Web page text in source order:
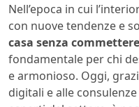
Nell’epoca in cui
con nuove tendenze e
casa senza
fondamentale per chi
e armonioso. Oggi,
digitali e alle